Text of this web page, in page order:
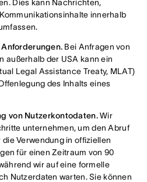
Dies kann Nachrichten,
innerhalb
Bei Anfragen von
außerhalb der USA kann ein
Legal Assistance Treaty, MLAT)
des Inhalts eines
von Nutzerkontodaten.Wir
unternehmen, um den Abruf
Verwendung in offiziellen
für einen Zeitraum von 90
wir auf eine formelle
Nutzerdaten warten. Sie können